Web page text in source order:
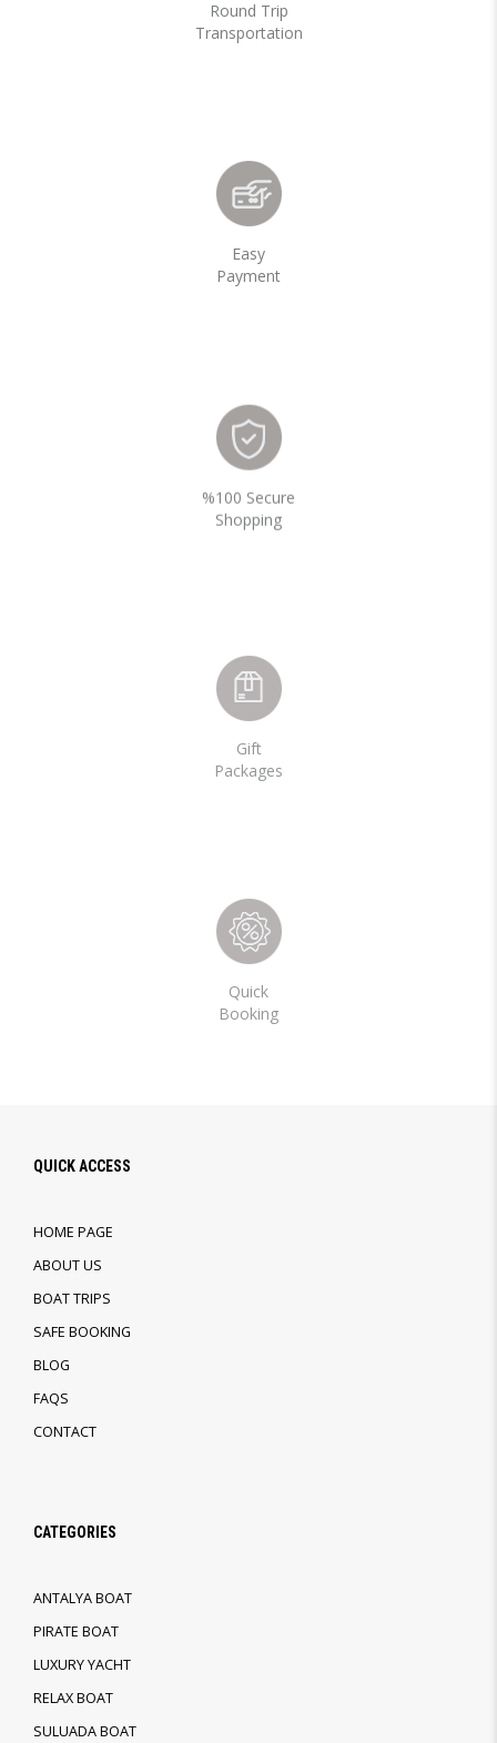
Round Trip
Transportation
Easy
Payment
%100 Secure
Shopping
Gift
Packages
Quick
Booking
QUICK ACCESS
HOME PAGE
ABOUT US
BOAT TRIPS
SAFE BOOKING
BLOG
FAQS
CONTACT
CATEGORIES
ANTALYA BOAT
PIRATE BOAT
LUXURY YACHT
RELAX BOAT
SULUADA BOAT